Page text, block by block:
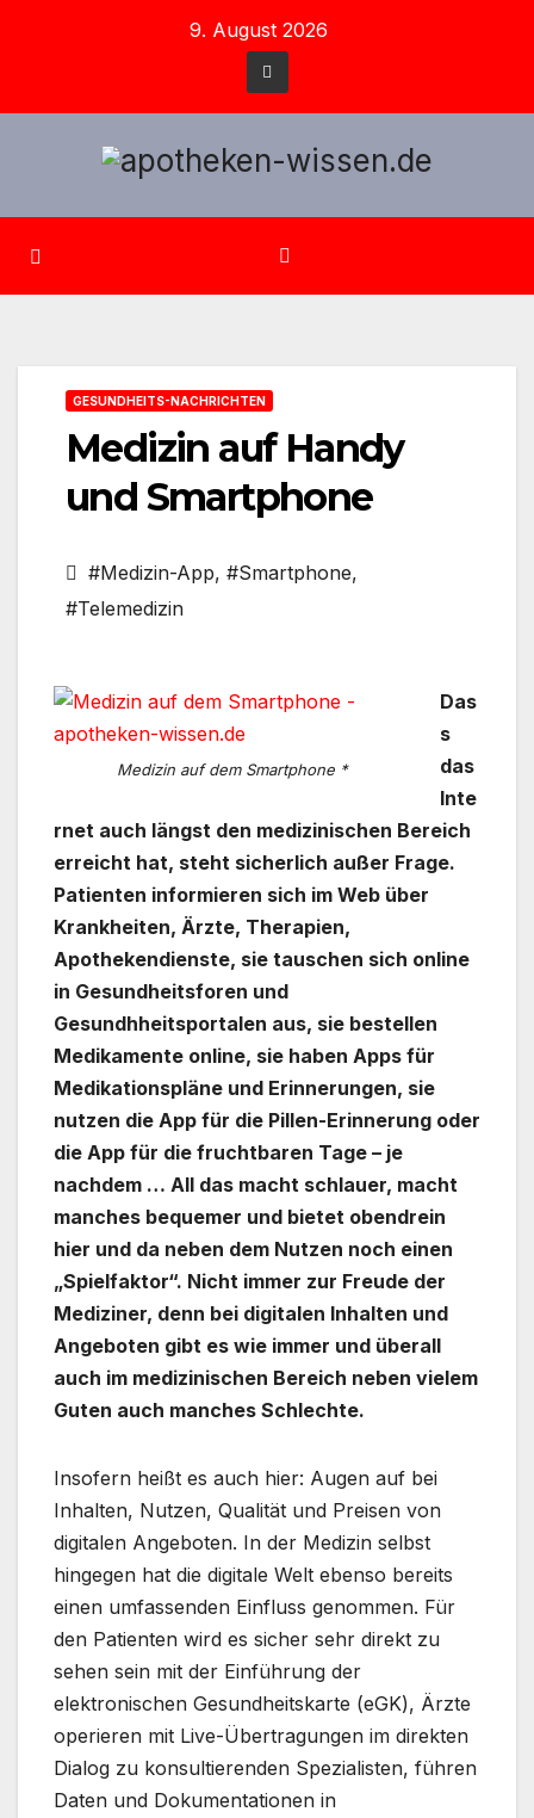
9. August 2026
GESUNDHEITS-NACHRICHTEN
Medizin auf Handy
und Smartphone
#Medizin-App, #Smartphone,
#Telemedizin
Medizin auf dem Smartphone *
Das
s
das
Inte
rnet auch längst den medizinischen Bereich
erreicht hat, steht sicherlich außer Frage.
Patienten informieren sich im Web über
Krankheiten, Ärzte, Therapien,
Apothekendienste, sie tauschen sich online
in Gesundheitsforen und
Gesundhheitsportalen aus, sie bestellen
Medikamente online, sie haben Apps für
Medikationspläne und Erinnerungen, sie
nutzen die App für die Pillen-Erinnerung oder
die App für die fruchtbaren Tage – je
nachdem … All das macht schlauer, macht
manches bequemer und bietet obendrein
hier und da neben dem Nutzen noch einen
„Spielfaktor“. Nicht immer zur Freude der
Mediziner, denn bei digitalen Inhalten und
Angeboten gibt es wie immer und überall
auch im medizinischen Bereich neben vielem
Guten auch manches Schlechte.
Insofern heißt es auch hier: Augen auf bei
Inhalten, Nutzen, Qualität und Preisen von
digitalen Angeboten. In der Medizin selbst
hingegen hat die digitale Welt ebenso bereits
einen umfassenden Einfluss genommen. Für
den Patienten wird es sicher sehr direkt zu
sehen sein mit der Einführung der
elektronischen Gesundheitskarte (eGK), Ärzte
operieren mit Live-Übertragungen im direkten
Dialog zu konsultierenden Spezialisten, führen
Daten und Dokumentationen in